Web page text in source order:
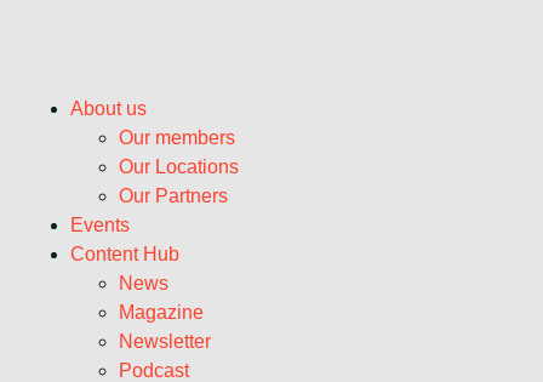
About us
Our members
Our Locations
Our Partners
Events
Content Hub
News
Magazine
Newsletter
Podcast